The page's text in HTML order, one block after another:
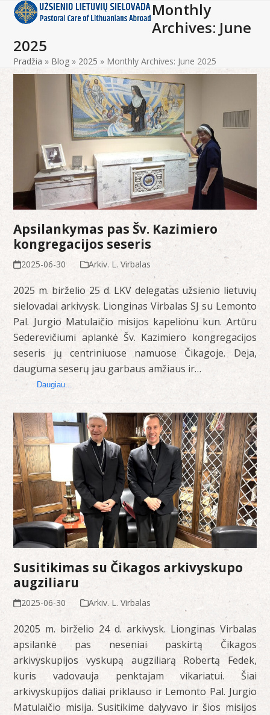
SkipOpen
mobile
menu
Close
mobile
menu
Monthly
Archives: June
2025
Pradžia » Blog » 2025 » Monthly Archives: June 2025
Apsilankymas pas Šv. Kazimiero
kongregacijos seseris
2025-06-30 Arkiv. L. Virbalas
2025 m. birželio 25 d. LKV delegatas užsienio lietuvių
sielovadai arkivysk. Lionginas Virbalas SJ su Lemonto
Pal. Jurgio Matulaičio misijos kapelionu kun. Artūru
Sederevičiumi aplankė Šv. Kazimiero kongregacijos
seseris jų centriniuose namuose Čikagoje. Deja,
dauguma seserų jau garbaus amžiaus ir…
Daugiau...
Susitikimas su Čikagos arkivyskupo
augziliaru
2025-06-30 Arkiv. L. Virbalas
20205 m. birželio 24 d. arkivysk. Lionginas Virbalas
apsilankė pas neseniai paskirtą Čikagos
arkivyskupijos vyskupą augziliarą Robertą Fedek,
kuris vadovauja penktajam vikariatui. Šiai
arkivyskupijos daliai priklauso ir Lemonto Pal. Jurgio
Matulaičio misija. Susitikime dalyvavo ir šios misijos